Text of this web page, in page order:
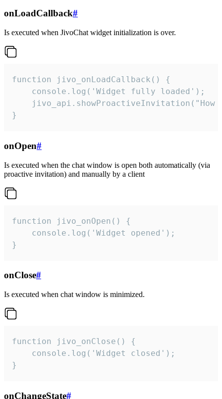
onLoadCallback#
Is executed when JivoChat widget initialization is over.
function jivo_onLoadCallback() {
    console.log('Widget fully loaded');
jivo_api.showProactiveInvitation("How
}
onOpen#
Is executed when the chat window is open both automatically (via
proactive invitation) and manually by a client
function jivo_onOpen() {
    console.log('Widget opened');
}
onClose#
Is executed when chat window is minimized.
function jivo_onClose() {
    console.log('Widget closed');
}
onChangeState#